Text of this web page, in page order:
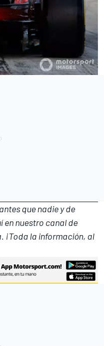
que nadie y de
en nuestro canal de
¡Toda la información, al